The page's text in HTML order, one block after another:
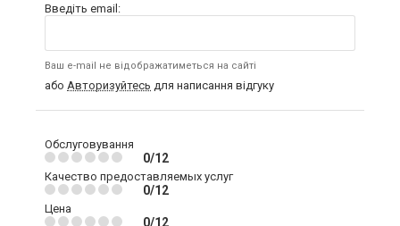
Введіть email:
Ваш e-mail не відображатиметься на сайті
або Авторизуйтесь для написання відгуку
Обслуговування
0/12
Качество предоставляемых услуг
0/12
Цена
0/12